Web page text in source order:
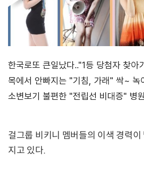
걸그룹 비키니 멤버들의 이색 경력
지고 있다.